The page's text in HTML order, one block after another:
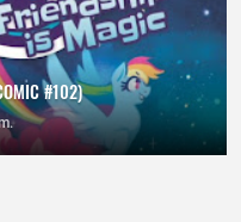
#102)